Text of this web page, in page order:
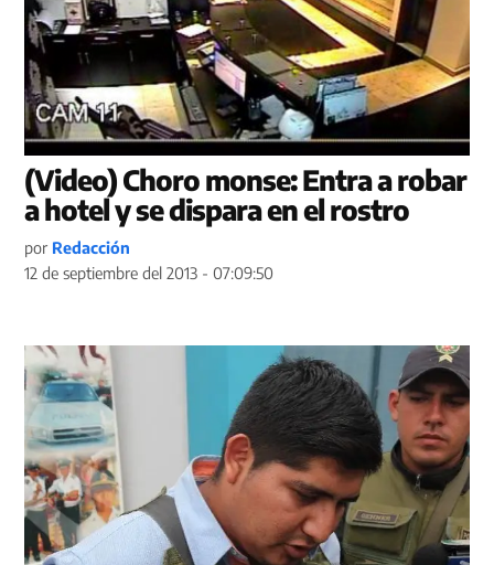
(Video) Choro monse: Entra a robar
a hotel y se dispara en el rostro
por Redacción
12 de septiembre del 2013 - 07:09:50